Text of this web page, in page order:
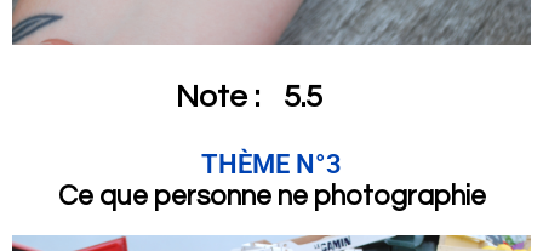
Note : 5.5
THÈME N°3
Ce que personne ne photographie